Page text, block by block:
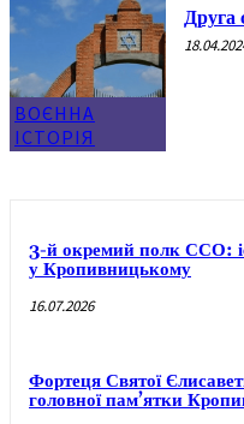
ВОЄННА
ІСТОРІЯ
Друга
3-й окремий полк ССО:
у Кропивницькому
16.07.2026
Фортеця Святої
головної пам’ятки